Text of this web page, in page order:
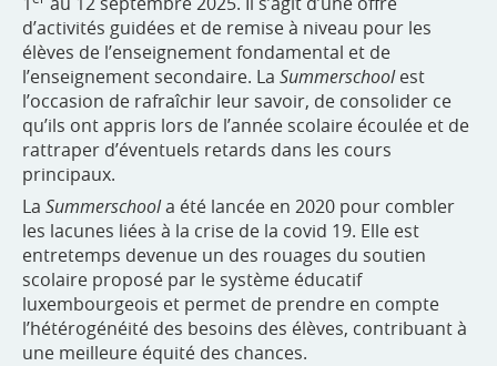
d’activités guidées et de remise à niveau pour les
élèves de l’enseignement fondamental et de
l’enseignement secondaire. La Summerschool est
l’occasion de rafraîchir leur savoir, de consolider ce
qu’ils ont appris lors de l’année scolaire écoulée et de
rattraper d’éventuels retards dans les cours
principaux.
La Summerschoola été lancée en 2020 pour combler
les lacunes liées à la crise de la covid 19. Elle est
entretemps devenue un des rouages du soutien
scolaire proposé par le système éducatif
luxembourgeois et permet de prendre en compte
l’hétérogénéité des besoins des élèves, contribuant à
une meilleure équité des chances.